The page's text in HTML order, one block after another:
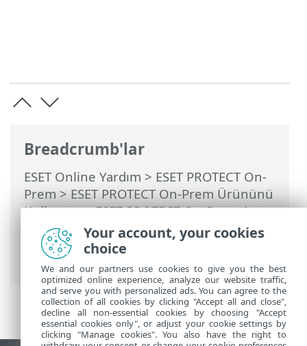
Breadcrumb'lar
ESET Online Yardım > ESET PROTECT On-
Prem > ESET PROTECT On-Prem Ürününü
Kullanma>ESET PROTECT On-Prem Ana
Menü> Daha Fazla>Sertifikalar>
Sertifika Yetkilileri
> Genel Anahtarı Dışa
Aktarma
Your account, your cookies
choice
We and our partners use cookies to give you the best
optimized online experience, analyze our website traffic,
and serve you with personalized ads. You can agree to the
collection of all cookies by clicking "Accept all and close",
decline all non-essential cookies by choosing "Accept
essential cookies only", or adjust your cookie settings by
clicking "Manage cookies". You also have the right to